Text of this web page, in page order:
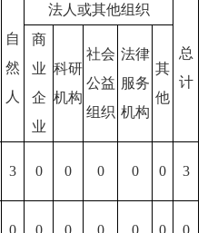
自
然
人
法人或其他组织
总
计
商
业
企
业
科研
机构
社会
公益
组织
法律
服务
机构
其
他
3 0 0 0 0 0 3
0 0 0 0 0 0 0